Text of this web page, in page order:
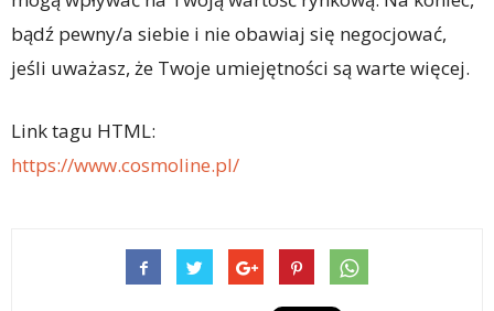
bądź pewny/a siebie i nie obawiaj się negocjować,
jeśli uważasz, że Twoje umiejętności są warte więcej.
Link tagu HTML:
https://www.cosmoline.pl/